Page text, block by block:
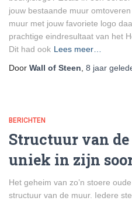
jouw bestaande muur
muur met jouw favoriete logo
prachtige eindresultaat van het
Dit had ook Lees meer…
Door Wall of Steen, 8 jaar
BERICHTEN
Structuur van
uniek in zijn
Het geheim van zo’n stoere
structuur van de muur. Iedere